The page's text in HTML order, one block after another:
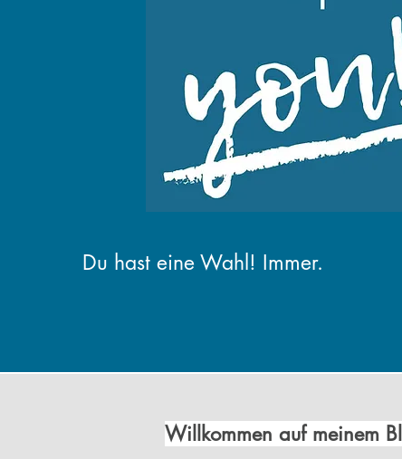
Du hast eine Wahl! Immer.
Willkommen auf meinem